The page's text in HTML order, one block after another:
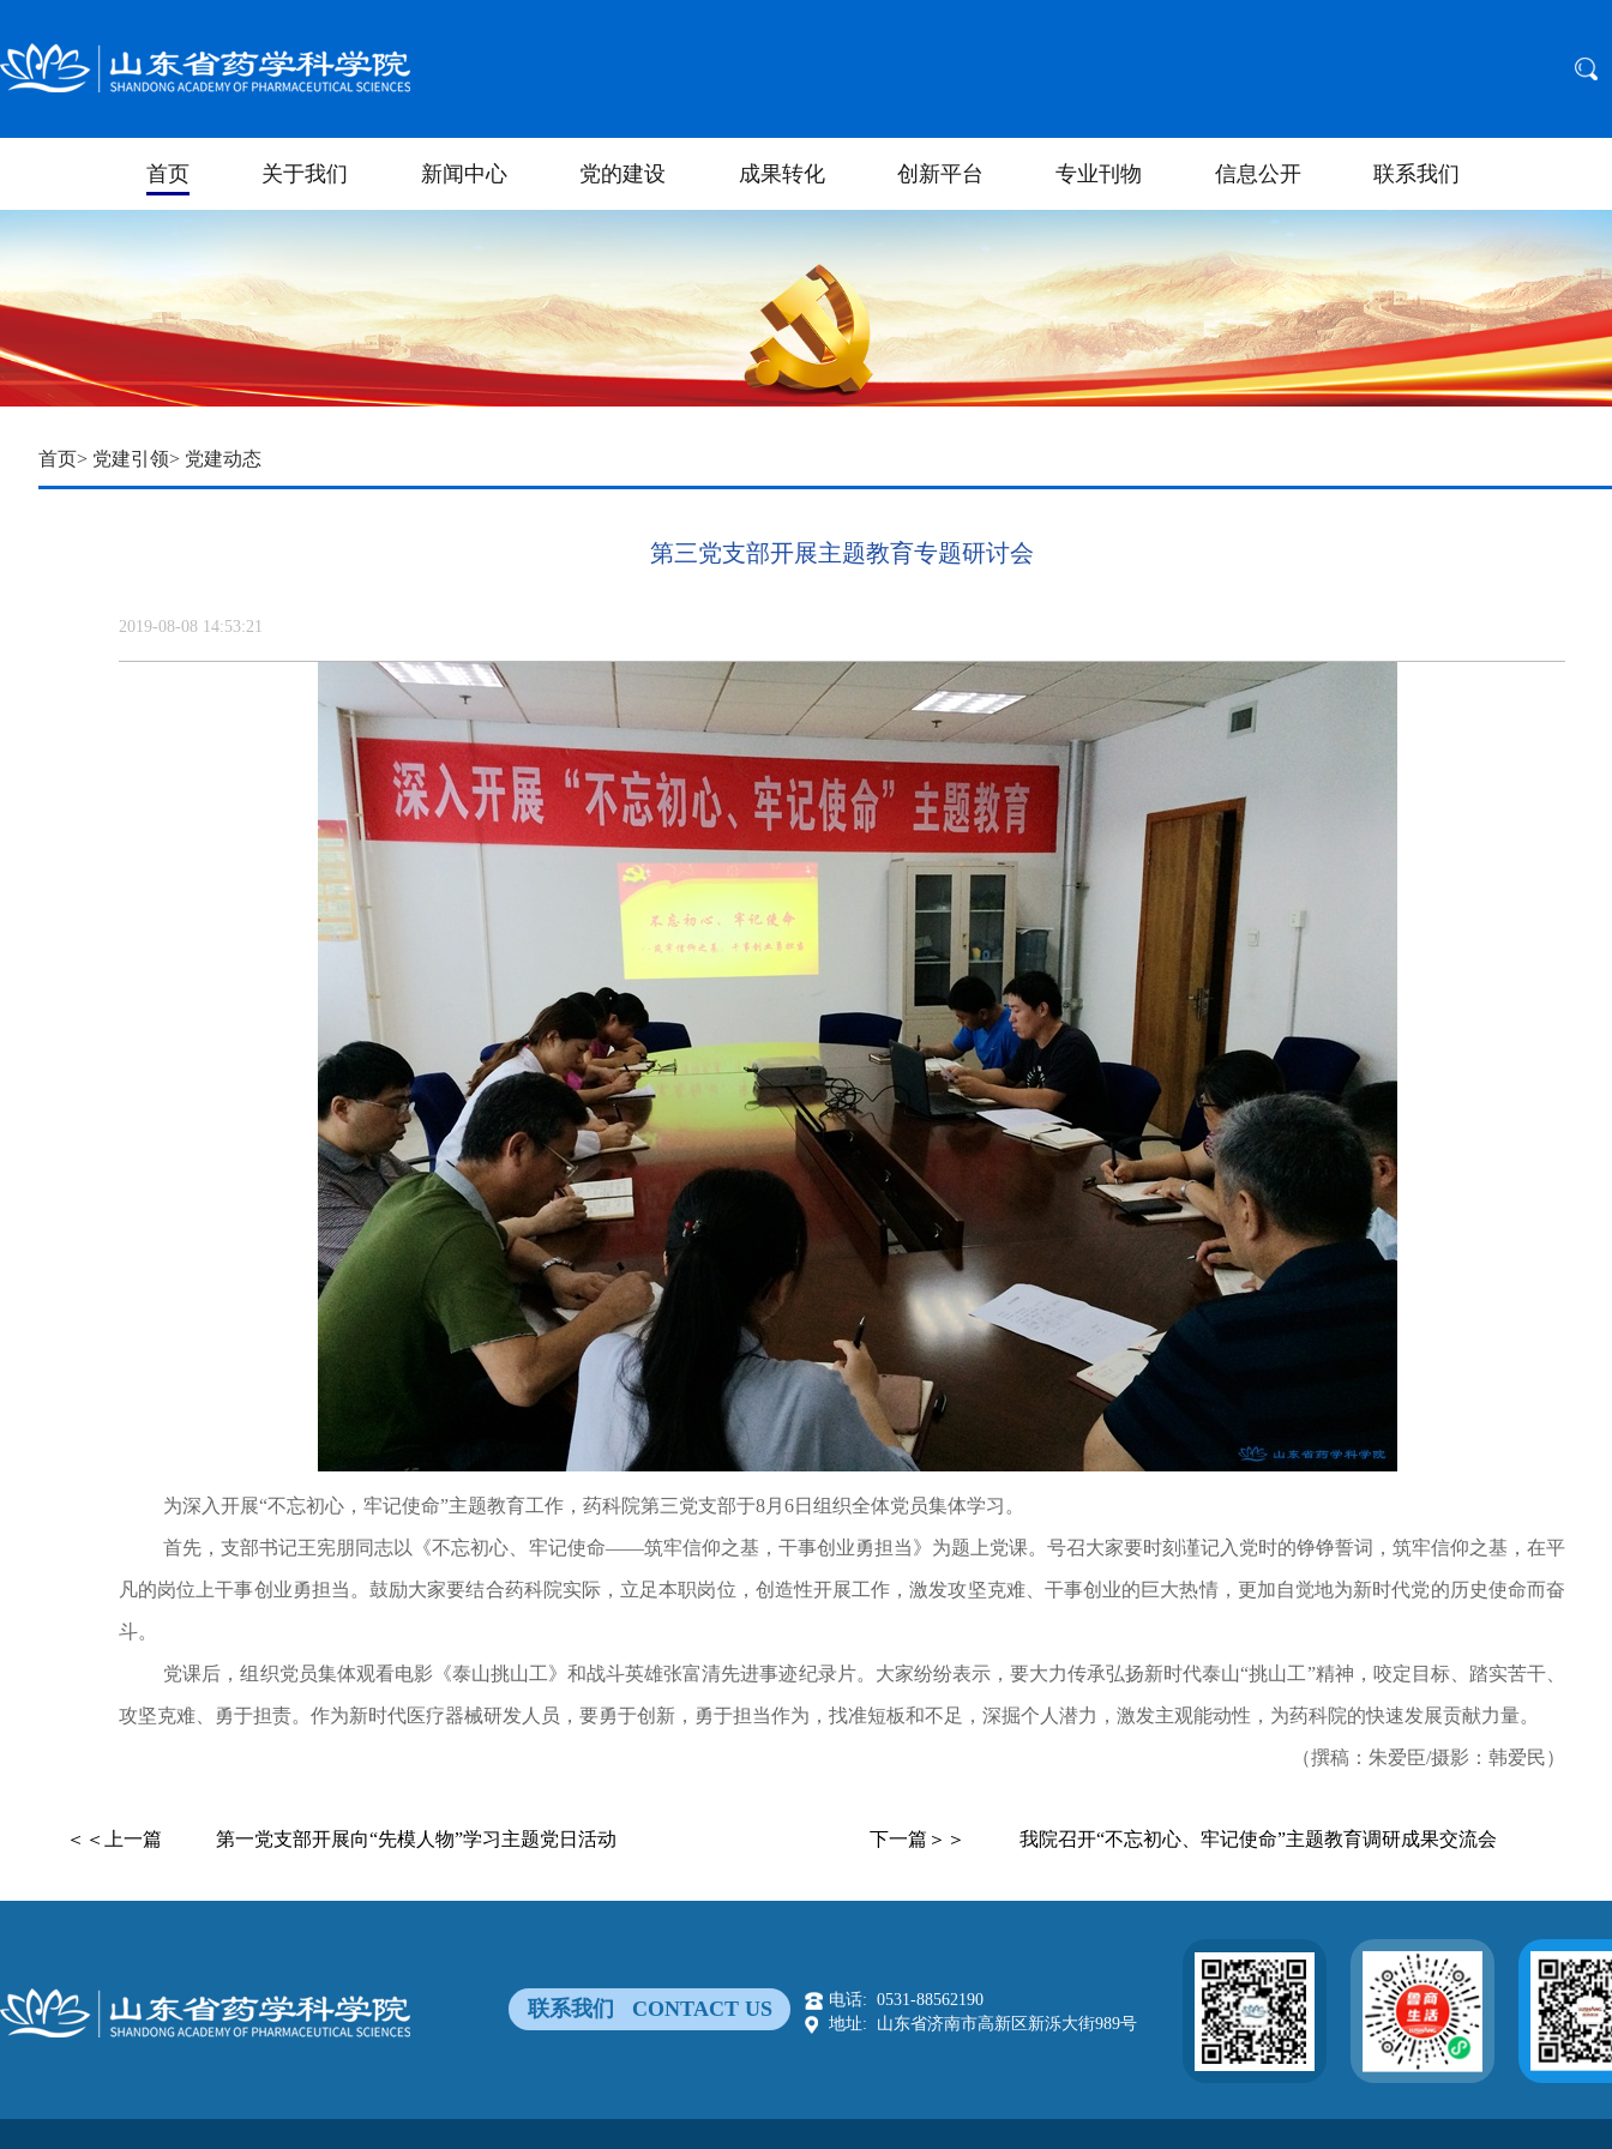
首页 关于我们 新闻中心 党的建设 成果转化 创新平台 专业刊物 信息公开 联系我们
首页> 党建引领> 党建动态
第三党支部开展主题教育专题研讨会
2019-08-08 14:53:21
为深入开展“不忘初心，牢记使命”主题教育工作，药科院第三党支部于8月6日组织全体党员集体学习。
首先，支部书记王宪朋同志以《不忘初心、牢记使命——筑牢信仰之基，干事创业勇担当》为题上党课。号召大家要时刻谨记入党时的铮铮誓词，筑牢信仰之基，在平
凡的岗位上干事创业勇担当。鼓励大家要结合药科院实际，立足本职岗位，创造性开展工作，激发攻坚克难、干事创业的巨大热情，更加自觉地为新时代党的历史使命而奋
斗。
党课后，组织党员集体观看电影《泰山挑山工》和战斗英雄张富清先进事迹纪录片。大家纷纷表示，要大力传承弘扬新时代泰山“挑山工”精神，咬定目标、踏实苦干、
攻坚克难、勇于担责。作为新时代医疗器械研发人员，要勇于创新，勇于担当作为，找准短板和不足，深掘个人潜力，激发主观能动性，为药科院的快速发展贡献力量。
（撰稿：朱爱臣/摄影：韩爱民）
＜＜上一篇 第一党支部开展向“先模人物”学习主题党日活动 下一篇＞＞ 我院召开“不忘初心、牢记使命”主题教育调研成果交流会
联系我们 CONTACT US
电话: 0531-88562190
地址: 山东省济南市高新区新泺大街989号